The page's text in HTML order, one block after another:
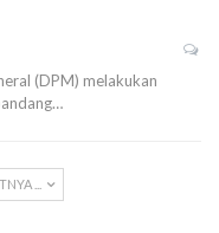
(DPM) melakukan
...